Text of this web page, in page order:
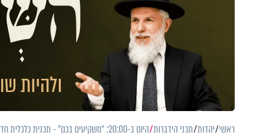
ראשי יהדות תכני הידברות היום ב-20:00: "משקיעים בכם" - תכנית כלכלית חדשה בראי ההלכה